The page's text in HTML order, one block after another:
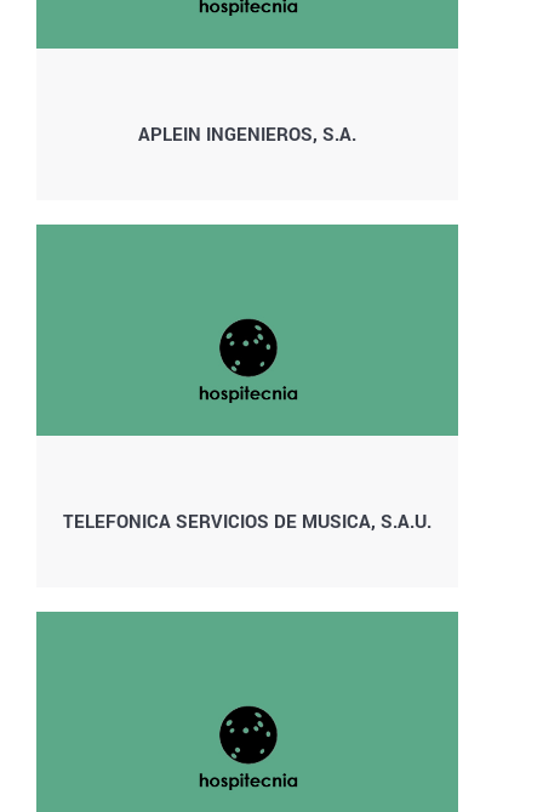
APLEIN INGENIEROS, S.A.
TELEFONICA SERVICIOS DE MUSICA, S.A.U.